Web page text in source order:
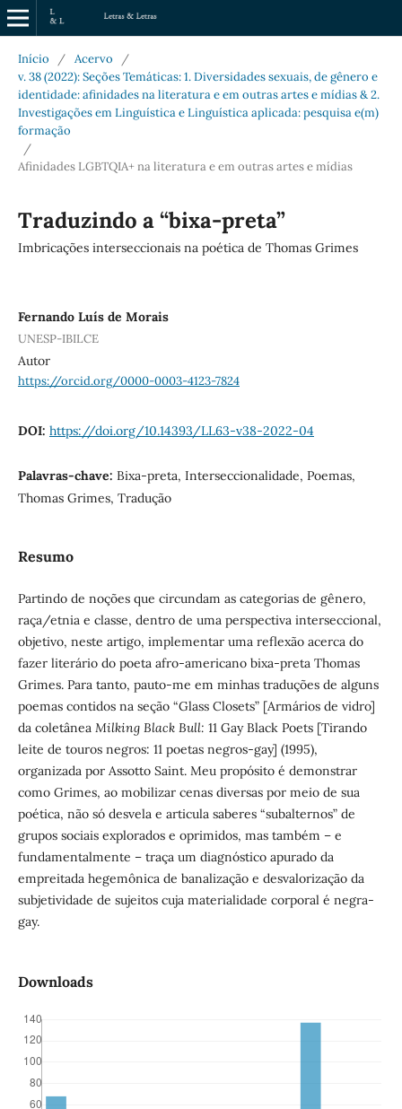
Início / Acervo
/
v. 38 (2022): Seções Temáticas: 1. Diversidades sexuais, de gênero e
identidade: afinidades na literatura e em outras artes e mídias & 2.
Investigações em Linguística e Linguística aplicada: pesquisa e(m)
formação
/
Afinidades LGBTQIA+ na literatura e em outras artes e mídias
Traduzindo a “bixa-preta”
Imbricações interseccionais na poética de Thomas Grimes
Fernando Luís de Morais
UNESP-IBILCE
Autor
https://orcid.org/0000-0003-4123-7824
DOI: https://doi.org/10.14393/LL63-v38-2022-04
Palavras-chave: Bixa-preta, Interseccionalidade, Poemas,
Thomas Grimes, Tradução
Resumo
Partindo de noções que circundam as categorias de gênero,
raça/etnia e classe, dentro de uma perspectiva interseccional,
objetivo, neste artigo, implementar uma reflexão acerca do
fazer literário do poeta afro-americano bixa-preta Thomas
Grimes. Para tanto, pauto-me em minhas traduções de alguns
poemas contidos na seção “Glass Closets” [Armários de vidro]
da coletânea Milking Black Bull: 11 Gay Black Poets [Tirando
leite de touros negros: 11 poetas negros-gay] (1995),
organizada por Assotto Saint. Meu propósito é demonstrar
como Grimes, ao mobilizar cenas diversas por meio de sua
poética, não só desvela e articula saberes “subalternos” de
grupos sociais explorados e oprimidos, mas também – e
fundamentalmente – traça um diagnóstico apurado da
empreitada hegemônica de banalização e desvalorização da
subjetividade de sujeitos cuja materialidade corporal é negra-
gay.
Downloads